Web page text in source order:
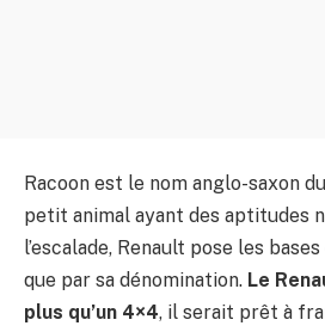
Racoon est le nom anglo-saxon
petit animal ayant des aptitudes
l’escalade, Renault pose les
que par sa dénomination. Le
plus qu’un 4×4, il serait prêt à